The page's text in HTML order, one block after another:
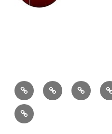
AttualitàCronacaPolitica
Contatti